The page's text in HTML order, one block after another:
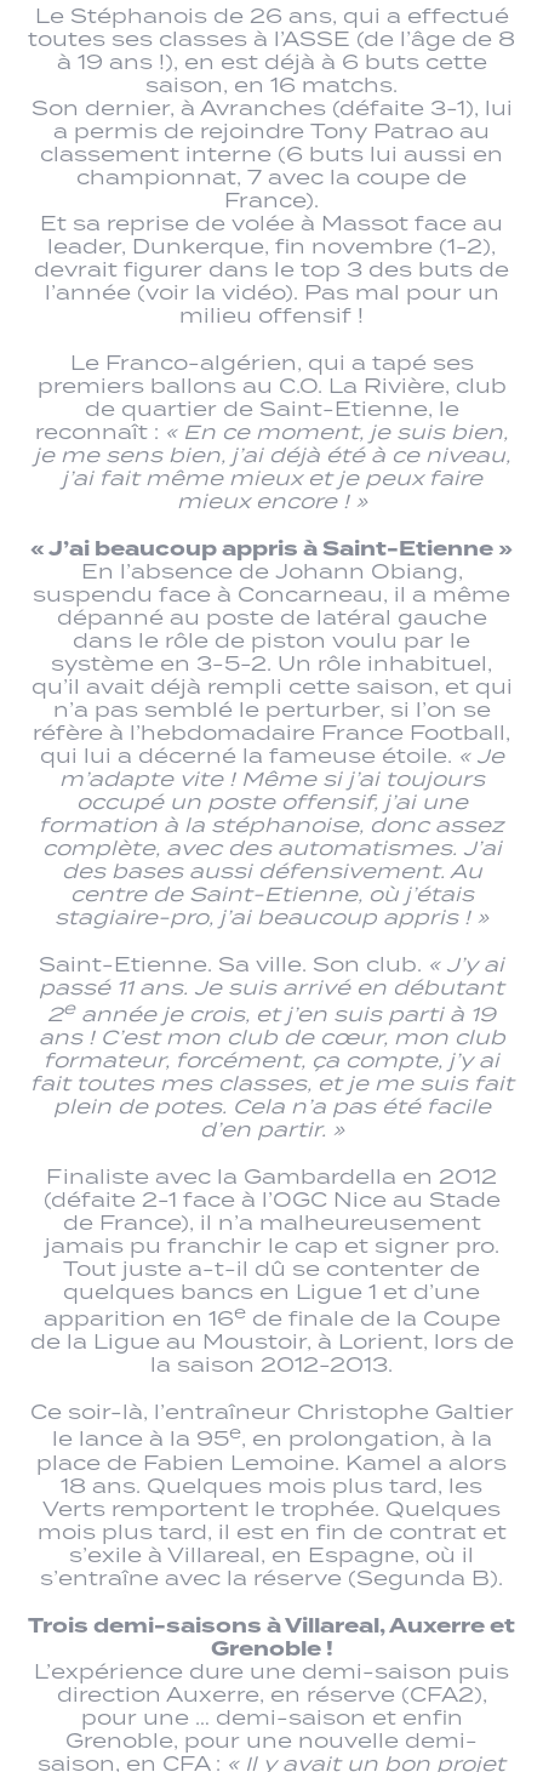
Le Stéphanois de 26 ans, qui a effectué
toutes ses classes à l’ASSE (de l’âge de 8
à 19 ans !), en est déjà à 6 buts cette
saison, en 16 matchs.
Son dernier, à Avranches (défaite 3-1), lui
a permis de rejoindre Tony Patrao au
classement interne (6 buts lui aussi en
championnat, 7 avec la coupe de
France).
Et sa reprise de volée à Massot face au
leader, Dunkerque, fin novembre (1-2),
devrait figurer dans le top 3 des buts de
l’année (voir la vidéo). Pas mal pour un
milieu offensif !
Le Franco-algérien, qui a tapé ses
premiers ballons au C.O. La Rivière, club
de quartier de Saint-Etienne, le
reconnaît : « En ce moment, je suis bien,
je me sens bien, j’ai déjà été à ce niveau,
j’ai fait même mieux et je peux faire
mieux encore ! »
« J’ai beaucoup appris à Saint-Etienne »
En l’absence de Johann Obiang,
suspendu face à Concarneau, il a même
dépanné au poste de latéral gauche
dans le rôle de piston voulu par le
système en 3-5-2. Un rôle inhabituel,
qu’il avait déjà rempli cette saison, et qui
n’a pas semblé le perturber, si l’on se
réfère à l’hebdomadaire France Football,
qui lui a décerné la fameuse étoile. « Je
m’adapte vite ! Même si j’ai toujours
occupé un poste offensif, j’ai une
formation à la stéphanoise, donc assez
complète, avec des automatismes. J’ai
des bases aussi défensivement. Au
centre de Saint-Etienne, où j’étais
stagiaire-pro, j’ai beaucoup appris ! »
Saint-Etienne. Sa ville. Son club. « J’y ai
passé 11 ans. Je suis arrivé en débutant
2eannée je crois, et j’en suis parti à 19
ans ! C’est mon club de cœur, mon club
formateur, forcément, ça compte, j’y ai
fait toutes mes classes, et je me suis fait
plein de potes. Cela n’a pas été facile
d’en partir. »
Finaliste avec la Gambardella en 2012
(défaite 2-1 face à l’OGC Nice au Stade
de France), il n’a malheureusement
jamais pu franchir le cap et signer pro.
Tout juste a-t-il dû se contenter de
quelques bancs en Ligue 1 et d’une
apparition en 16ede finale de la Coupe
de la Ligue au Moustoir, à Lorient, lors de
la saison 2012-2013.
Ce soir-là, l’entraîneur Christophe Galtier
le lance à la 95e, en prolongation, à la
place de Fabien Lemoine. Kamel a alors
18 ans. Quelques mois plus tard, les
Verts remportent le trophée. Quelques
mois plus tard, il est en fin de contrat et
s’exile à Villareal, en Espagne, où il
s’entraîne avec la réserve (Segunda B).
Trois demi-saisons à Villareal, Auxerre et
Grenoble !
L’expérience dure une demi-saison puis
direction Auxerre, en réserve (CFA2),
pour une … demi-saison et enfin
Grenoble, pour une nouvelle demi-
saison, en CFA : « Il y avait un bon projet